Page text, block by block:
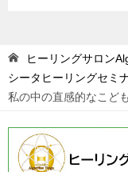
ヒーリングサロン
シータヒーリングセミ
私の中の直感的なこど